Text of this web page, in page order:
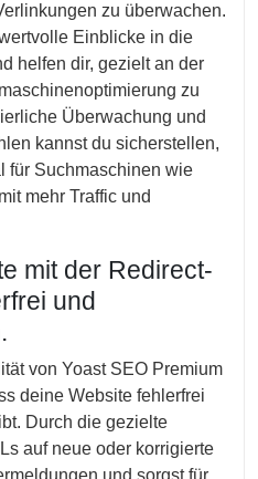
zu überwachen.
Einblicke in die
helfen dir, gezielt an der
zu
Überwachung und
kannst du sicherstellen,
für Suchmaschinen wie
mehr Traffic und
mit der Redirect-
und
von Yoast SEO Premium
deine Website fehlerfrei
Durch die gezielte
auf neue oder korrigierte
und sorgst für